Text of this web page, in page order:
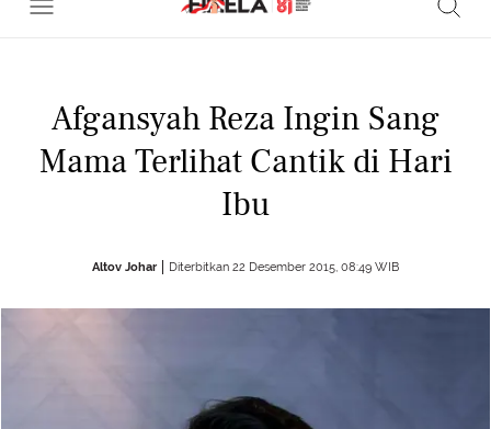
Afgansyah Reza Ingin Sang
Mama Terlihat Cantik di Hari
Ibu
Altov Johar Diterbitkan 22 Desember 2015, 08:49 WIB